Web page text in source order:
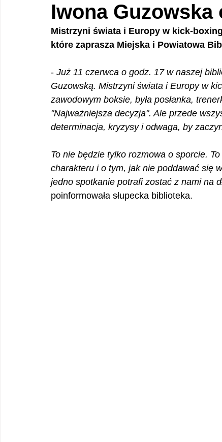
Iwona Guzowska
Mistrzyni świata i Europy w kick-
które zaprasza Miejska i Powiatowa
- Już 11 czerwca o godz. 17 w naszej
Guzowską. Mistrzyni świata i Europy w
zawodowym boksie, była posłanka,
"Najważniejsza decyzja". Ale przede
determinacja, kryzysy i odwaga, by
To nie będzie tylko rozmowa o sporcie.
charakteru i o tym, jak nie poddawać się
jedno spotkanie potrafi zostać z nami na
poinformowała słupecka biblioteka.